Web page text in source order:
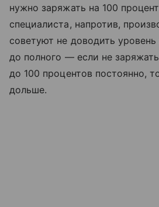
нужно заряжать на 100
специалиста, напротив,
советуют не доводить уровень
до полного — если не
до 100 процентов постоянно,
дольше.